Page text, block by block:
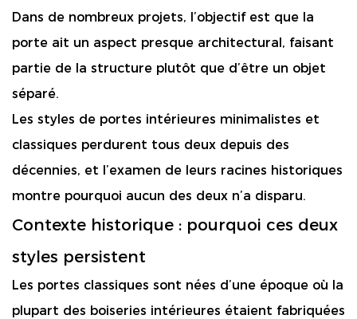
Dans de nombreux projets, l’objectif est que la
porte ait un aspect presque architectural, faisant
partie de la structure plutôt que d’être un objet
séparé.
Les styles de portes intérieures minimalistes et
classiques perdurent tous deux depuis des
décennies, et l’examen de leurs racines historiques
montre pourquoi aucun des deux n’a disparu.
Contexte historique : pourquoi ces deux
styles persistent
Les portes classiques sont nées d’une époque où la
plupart des boiseries intérieures étaient fabriquées